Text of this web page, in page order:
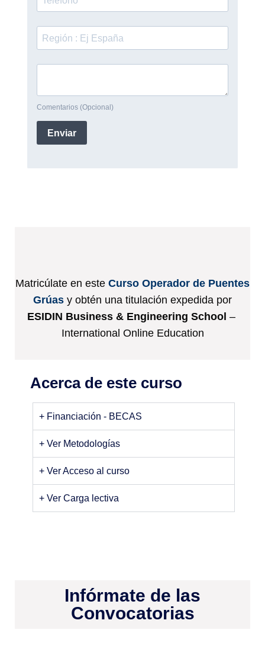
Matricúlate en este Curso Operador de Puentes
Grúas y obtén una titulación expedida por
ESIDIN Business & Engineering School –
International Online Education
Acerca de este curso
+ Financiación - BECAS
+ Ver Metodologías
+ Ver Acceso al curso
+ Ver Carga lectiva
Infórmate de las
Convocatorias